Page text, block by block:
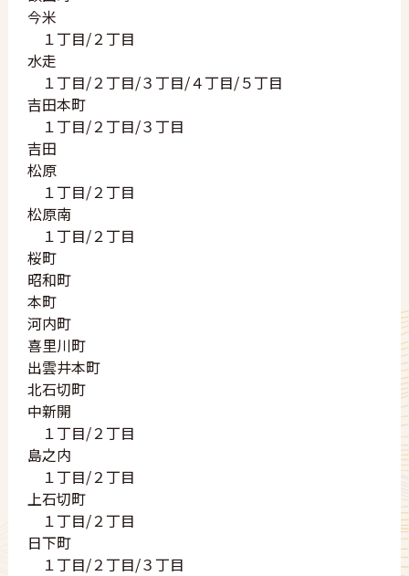
会社概要
利用規約
個人情報保護
今米
１丁目/２丁目
水走
１丁目/２丁目/３丁目/４丁目/５丁目
吉田本町
１丁目/２丁目/３丁目
吉田
松原
１丁目/２丁目
松原南
１丁目/２丁目
桜町
昭和町
本町
河内町
喜里川町
出雲井本町
北石切町
中新開
１丁目/２丁目
島之内
１丁目/２丁目
上石切町
１丁目/２丁目
日下町
１丁目/２丁目/３丁目